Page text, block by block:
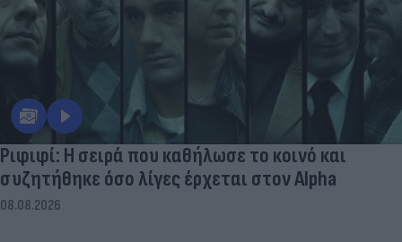
Ριφιφί: Η σειρά που καθήλωσε το κοινό και
συζητήθηκε όσο λίγες έρχεται στον Alpha
08.08.2026